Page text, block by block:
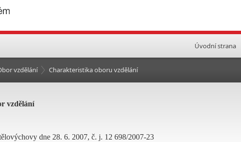
Úvodní strana
vzdělání Charakteristika oboru vzdělání
vzdělání
dne 28. 6. 2007, č. j. 12 698/2007-23